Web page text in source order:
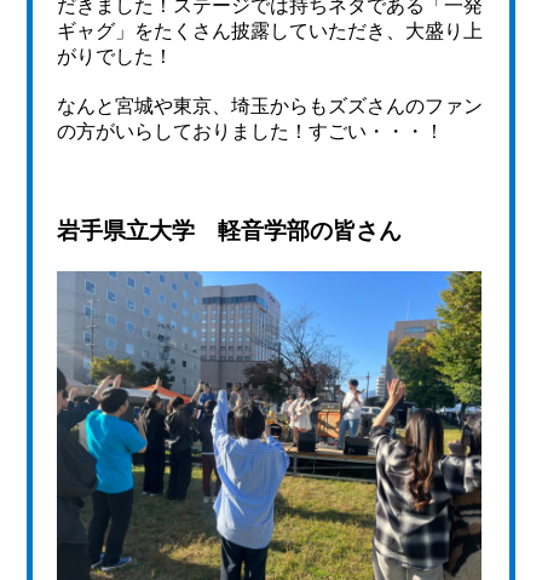
だきました！ステージでは持ちネタである「一発
ギャグ」をたくさん披露していただき、大盛り上
がりでした！
なんと宮城や東京、埼玉からもズズさんのファン
の方がいらしておりました！すごい・・・！
岩手県立大学 軽音学部の皆さん